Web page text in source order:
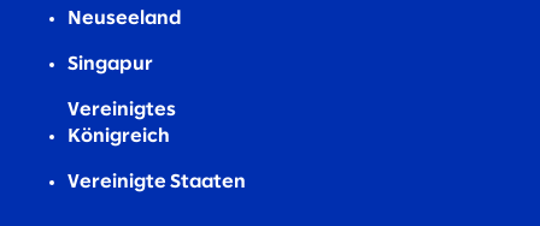
Neuseeland
Singapur
Vereinigtes
Königreich
Vereinigte Staaten